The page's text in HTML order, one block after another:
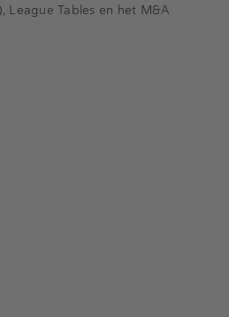
League Tables en het M&A